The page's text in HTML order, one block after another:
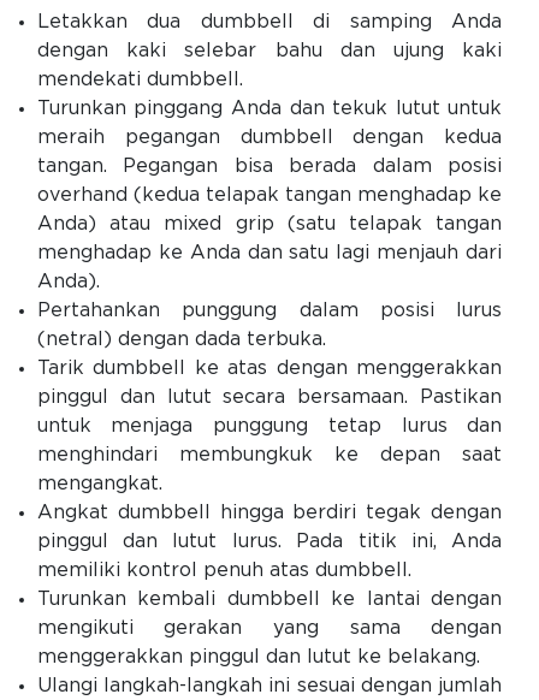
Letakkan dua dumbbell di samping Anda
dengan kaki selebar bahu dan ujung kaki
mendekati dumbbell.
Turunkan pinggang Anda dan tekuk lutut untuk
meraih pegangan dumbbell dengan kedua
tangan. Pegangan bisa berada dalam posisi
overhand (kedua telapak tangan menghadap ke
Anda) atau mixed grip (satu telapak tangan
menghadap ke Anda dan satu lagi menjauh dari
Anda).
Pertahankan punggung dalam posisi lurus
(netral) dengan dada terbuka.
Tarik dumbbell ke atas dengan menggerakkan
pinggul dan lutut secara bersamaan. Pastikan
untuk menjaga punggung tetap lurus dan
menghindari membungkuk ke depan saat
mengangkat.
Angkat dumbbell hingga berdiri tegak dengan
pinggul dan lutut lurus. Pada titik ini, Anda
memiliki kontrol penuh atas dumbbell.
Turunkan kembali dumbbell ke lantai dengan
mengikuti gerakan yang sama dengan
menggerakkan pinggul dan lutut ke belakang.
Ulangi langkah-langkah ini sesuai dengan jumlah